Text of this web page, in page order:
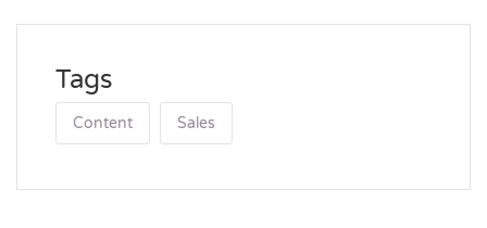
Tags
Content Sales